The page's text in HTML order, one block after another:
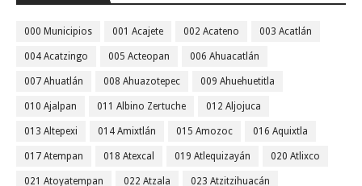
000 Municipios 001 Acajete 002 Acateno 003 Acatlán
004 Acatzingo 005 Acteopan 006 Ahuacatlán
007 Ahuatlán 008 Ahuazotepec 009 Ahuehuetitla
010 Ajalpan 011 Albino Zertuche 012 Aljojuca
013 Altepexi 014 Amixtlán 015 Amozoc 016 Aquixtla
017 Atempan 018 Atexcal 019 Atlequizayán 020 Atlixco
021 Atoyatempan 022 Atzala 023 Atzitzihuacán